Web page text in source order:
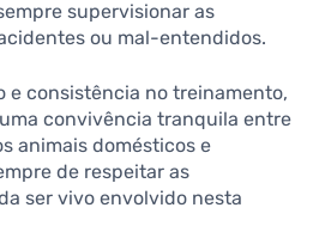
supervisionar as
ou mal-entendidos.
e consistência no treinamento,
convivência tranquila entre
animais domésticos e
de respeitar as
ser vivo envolvido nesta